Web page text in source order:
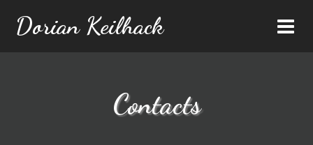
Dorian Keilhack
Contacts